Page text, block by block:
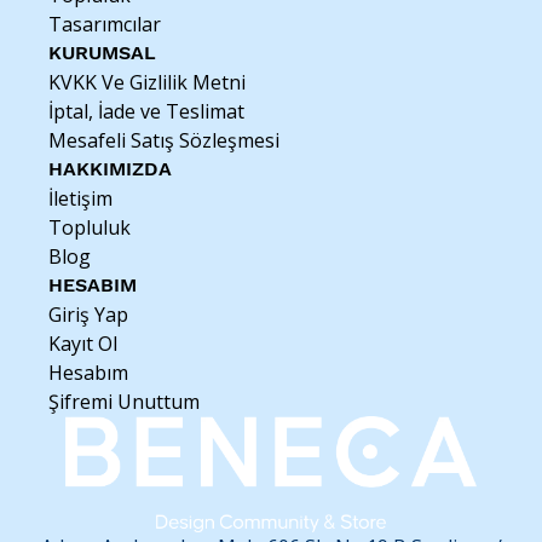
Tasarımcılar
KURUMSAL
KVKK Ve Gizlilik Metni
İptal, İade ve Teslimat
Mesafeli Satış Sözleşmesi
HAKKIMIZDA
İletişim
Topluluk
Blog
HESABIM
Giriş Yap
Kayıt Ol
Hesabım
Şifremi Unuttum